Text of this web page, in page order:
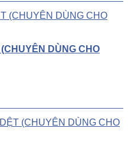
DÙNG CHO